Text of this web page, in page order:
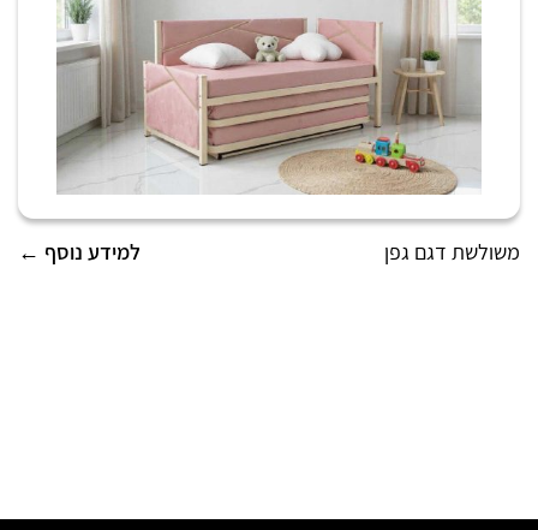
משולשת דגם גפן למידע נוסף ←